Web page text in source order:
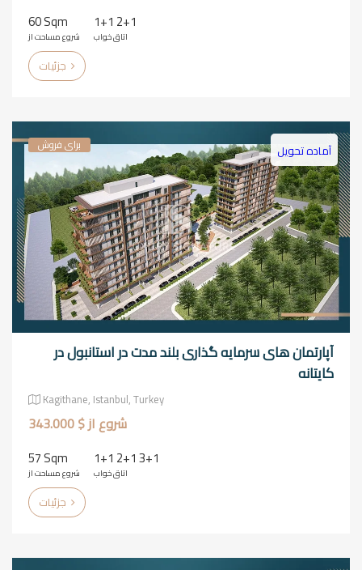
60 Sqm
شروع مساحت از
1+1 2+1
اتاق خواب
برای فروش آماده تحویل
آپارتمان های سرمایه گذاری بلند مدت در استانبول در
کایتانه
Kagithane, Istanbul, Turkey
شروع از $ 343.000
57 Sqm
شروع مساحت از
1+1 2+1 3+1
اتاق خواب